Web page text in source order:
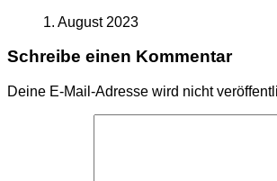
1. August 2023
Schreibe einen Kommentar
Deine E-Mail-Adresse wird nicht